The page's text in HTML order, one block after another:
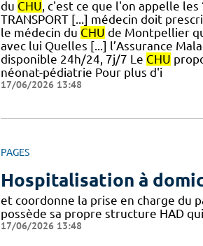
du CHU, c'est ce que l'on appelle les
TRANSPORT [...] médecin doit
le médecin du CHU de Montpellier
avec lui Quelles [...] l’Assurance
disponible 24h/24, 7j/7 Le CHU
néonat-pédiatrie Pour plus d'i
17/06/2026 13:48
PAGES
Hospitalisation à
et coordonne la prise en charge du
possède sa propre structure HAD
17/06/2026 13:48